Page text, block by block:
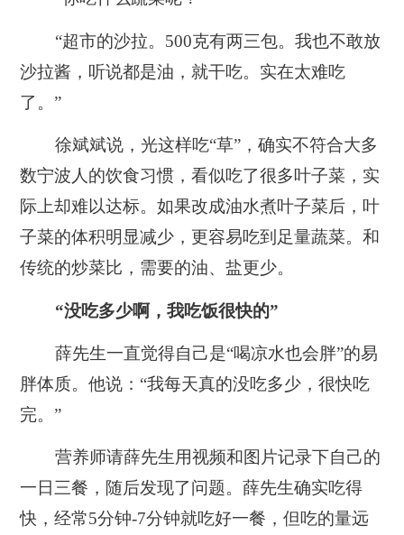
“超市的沙拉。500克有两三包。我也不敢放
沙拉酱，听说都是油，就干吃。实在太难吃
了。”
徐斌斌说，光这样吃“草”，确实不符合大多
数宁波人的饮食习惯，看似吃了很多叶子菜，实
际上却难以达标。如果改成油水煮叶子菜后，叶
子菜的体积明显减少，更容易吃到足量蔬菜。和
传统的炒菜比，需要的油、盐更少。
“没吃多少啊，我吃饭很快的”
薛先生一直觉得自己是“喝凉水也会胖”的易
胖体质。他说：“我每天真的没吃多少，很快吃
完。”
营养师请薛先生用视频和图片记录下自己的
一日三餐，随后发现了问题。薛先生确实吃得
快，经常5分钟-7分钟就吃好一餐，但吃的量远